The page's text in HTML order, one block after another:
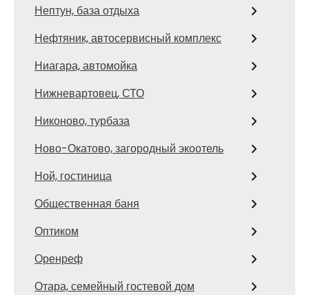
Нептун, база отдыха
Нефтяник, автосервисный комплекс
Ниагара, автомойка
Нижневартовец, СТО
Никоново, турбаза
Ново-Окатово, загородный экоотель
Ной, гостиница
Общественная баня
Оптиком
Оренреф
Отара, семейный гостевой дом